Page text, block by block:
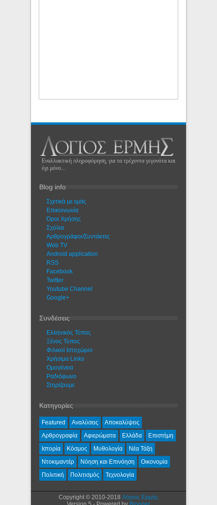
Εναλλακτική πληροφόρηση, για τα τρέχοντα γεγονότα και
όχι μόνο...
Blog info
Σχετικά με εμάς
Eπικοινωνία
Όροι Χρήσης
Σχόλια
Αρθρογράφοι/Συντάκτες
Web TV
Android application
RSS
Facebook
Twitter
Youtube Channel
Google+
Συνδέσεις
Ελληνικός Τύπος
Ξένος Τύπος
Φιλικοί Ιστοχώροι
Χρήσιμα Links
Ομογένεια
Ραδιόφωνο
Στηρίζουμε
Κατηγορίες
Featured Αναλύσεις
Αποκαλύψεις
Αρθρογραφία
Αφιερώματα Ελλάδα
Επιστήμη
Ιστορία
Κόσμος Μυθολογία
Νέα Τάξη
Ντοκιμαντέρ
Νόηση και Επινόηση
Οικονομία
Πολιτική
Πολιτισμός Τεχνολογία
Copyright © 2010-2018 Λόγιος Ερμής